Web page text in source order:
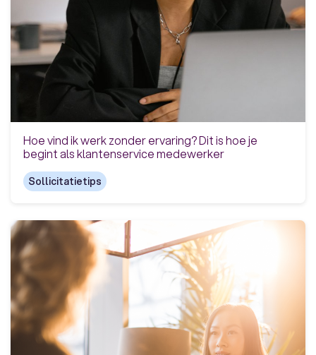
Hoe vind ik werk zonder ervaring? Dit is hoe je
begint als klantenservice medewerker
Sollicitatietips